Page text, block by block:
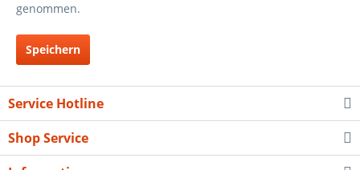
genommen.
Speichern
Service Hotline
Shop Service